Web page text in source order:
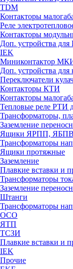
TDM
Контакторы
Реле
Контакторы
Доп. устройства
IEK
Миниконтактор
Доп. устройства для
Переключатели
Контакторы КТИ
Контакторы
Тепловые реле РTИ
Трансформаторы,
Заземление
Ящики ЯРПП,
Трансформаторы
Ящики протяжные
Заземление
Плавкие вставки и
Трансформаторы
Заземление
Штанги
Трансформаторы
ОСО
ЯТП
ТСЗИ
Плавкие вставки и
IEK
Прочие